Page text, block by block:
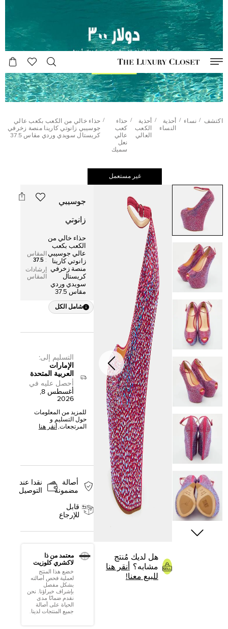
اكتشف / نساء /
أحذية
النساء
/
أحذية
الكعب
العالي
/ حذاء
كعب
عالي
نعل
سميك
/ حذاء خالي من الكعب بكعب عالي
جوسيبي زانوتي كارينا منصة زخرفي
كريستال سويدي وردي مقاس 37.5
غير مستعمل
هل لديك مُنتج
مشابه؟
أنقر هنا
للبيع معنا!
جوسيبي
زانوتي
حذاء خالي من
الكعب بكعب
عالي جوسيبي
زانوتي كارينا
منصة زخرفي
كريستال
سويدي وردي
مقاس 37.5
المقاس
:
37.5
إرشادات
المقاس
شامل الكل
التسليم إلى:
الإمارات
العربية المتحدة
أحصل عليه في
2026
للمزيد من المعلومات
حول التسليم و
المرتجعات, أنقر هنا
أصالة
مضمونة
نقدا عند
التوصيل
قابل
للإرجاع
معتمد من ذا
لاكشري كلوزيت
خضع هذا المنتج
لعملية فحص أصالته
بشكل مفصل
بإشراف خبراؤنا. نحن
نقدم ضمانًا مدى
الحياة على أصالة
جميع المنتجات لدينا.